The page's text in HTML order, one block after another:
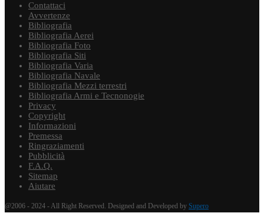
Contattaci
Avvertenze
Bibliografia
Bibliografia Aerei
Bibliografia Foto
Bibliografia Siti
Bibliografia Varia
Bibliografia Navale
Bibliografia Mezzi terrestri
Bibliografia Armi e Tecnonogie
Privacy
Copyright
Informazioni
Premessa
Ringraziamenti
Pubblicità
F.A.Q.
Sitemap
Aiutare
@2006 - 2024 - All Right Reserved. Designed and Developed by Supero